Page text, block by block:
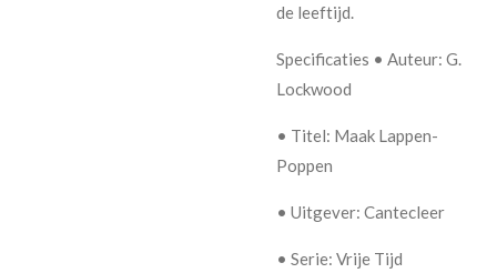
de leeftijd.
Specificaties • Auteur: G.
Lockwood
• Titel: Maak Lappen-
Poppen
• Uitgever: Cantecleer
• Serie: Vrije Tijd